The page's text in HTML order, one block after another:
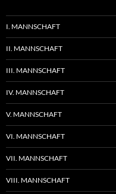
I. MANNSCHAFT
II. MANNSCHAFT
III. MANNSCHAFT
IV. MANNSCHAFT
V. MANNSCHAFT
VI. MANNSCHAFT
VII. MANNSCHAFT
VIII. MANNSCHAFT